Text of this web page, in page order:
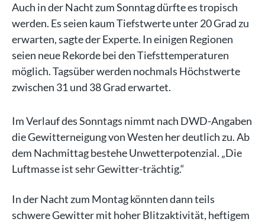
Auch in der Nacht zum Sonntag dürfte es tropisch
werden. Es seien kaum Tiefstwerte unter 20 Grad zu
erwarten, sagte der Experte. In einigen Regionen
seien neue Rekorde bei den Tiefsttemperaturen
möglich. Tagsüber werden nochmals Höchstwerte
zwischen 31 und 38 Grad erwartet.
Im Verlauf des Sonntags nimmt nach DWD-Angaben
die Gewitterneigung von Westen her deutlich zu. Ab
dem Nachmittag bestehe Unwetterpotenzial. „Die
Luftmasse ist sehr Gewitter-trächtig.“
In der Nacht zum Montag könnten dann teils
schwere Gewitter mit hoher Blitzaktivität, heftigem